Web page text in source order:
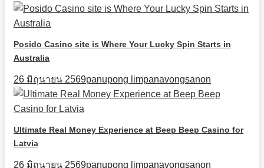
Posido Casino site is Where Your Lucky Spin Starts in
Australia
26 มิถุนายน 2569panupong limpanavongsanon
Ultimate Real Money Experience at Beep Beep Casino for
Latvia
26 มิถุนายน 2569panupong limpanavongsanon